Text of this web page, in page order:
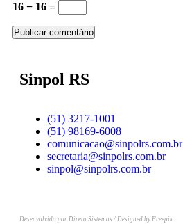
16 − 16 =
Sinpol RS
(51) 3217-1001
(51) 98169-6008
comunicacao@sinpolrs.com.br
secretaria@sinpolrs.com.br
sinpol@sinpolrs.com.br
Desenvolvido por Direta Sistemas / Designed by Freepik